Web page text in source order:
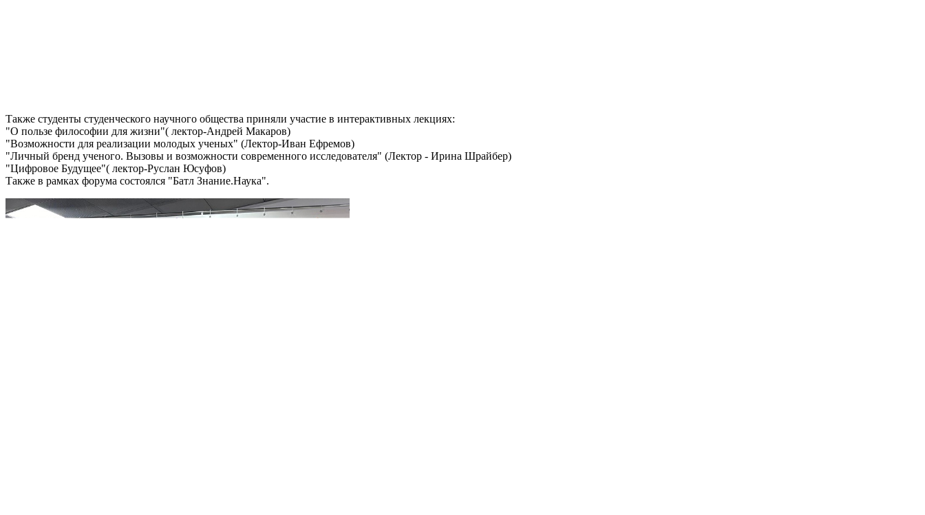
Также студенты студенческого научного общества приняли участие в интерактивных лекциях:
"О пользе философии для жизни"( лектор-Андрей Макаров)
"Возможности для реализации молодых ученых" (Лектор-Иван Ефремов)
"Личный бренд ученого. Вызовы и возможности современного исследователя" (Лектор - Ирина Шрайбер)
"Цифровое Будущее"( лектор-Руслан Юсуфов)
Также в рамках форума состоялся "Батл Знание.Наука".